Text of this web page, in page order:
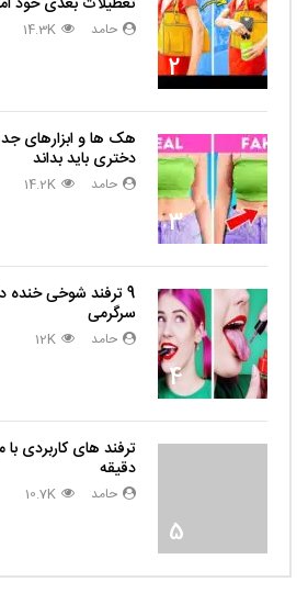
2
حامد 14.3K
3
هک ها و ابزارهای
دختری باید بداند
حامد 14.2K
4
9 ترفند شوخی خنده
سرگرمی
حامد 12K
5
ترفند های کاربردی
دقیقه
حامد 10.7K